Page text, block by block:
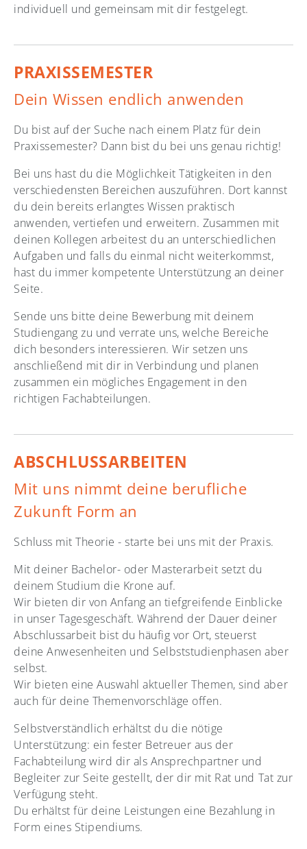
individuell und gemeinsam mit dir festgelegt.
PRAXISSEMESTER
Dein Wissen endlich anwenden
Du bist auf der Suche nach einem Platz für dein
Praxissemester? Dann bist du bei uns genau richtig!
Bei uns hast du die Möglichkeit Tätigkeiten in den
verschiedensten Bereichen auszuführen. Dort kannst
du dein bereits erlangtes Wissen praktisch
anwenden, vertiefen und erweitern. Zusammen mit
deinen Kollegen arbeitest du an unterschiedlichen
Aufgaben und falls du einmal nicht weiterkommst,
hast du immer kompetente Unterstützung an deiner
Seite.
Sende uns bitte deine Bewerbung mit deinem
Studiengang zu und verrate uns, welche Bereiche
dich besonders interessieren. Wir setzen uns
anschließend mit dir in Verbindung und planen
zusammen ein mögliches Engagement in den
richtigen Fachabteilungen.
ABSCHLUSSARBEITEN
Mit uns nimmt deine berufliche
Zukunft Form an
Schluss mit Theorie - starte bei uns mit der Praxis.
Mit deiner Bachelor- oder Masterarbeit setzt du
deinem Studium die Krone auf.
Wir bieten dir von Anfang an tiefgreifende Einblicke
in unser Tagesgeschäft. Während der Dauer deiner
Abschlussarbeit bist du häufig vor Ort, steuerst
deine Anwesenheiten und Selbststudienphasen aber
selbst.
Wir bieten eine Auswahl aktueller Themen, sind aber
auch für deine Themenvorschläge offen.
Selbstverständlich erhältst du die nötige
Unterstützung: ein fester Betreuer aus der
Fachabteilung wird dir als Ansprechpartner und
Begleiter zur Seite gestellt, der dir mit Rat und Tat zur
Verfügung steht.
Du erhältst für deine Leistungen eine Bezahlung in
Form eines Stipendiums.